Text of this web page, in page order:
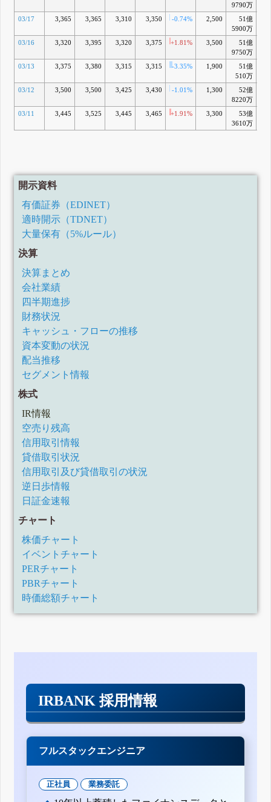
9790万
03/17 3,365 3,365 3,310 3,350 -0.74% 2,500
51億
5900万
03/16 3,320 3,395 3,320 3,375 +1.81% 3,500
51億
9750万
03/13 3,375 3,380 3,315 3,315 -3.35% 1,900
51億
510万
03/12 3,500 3,500 3,425 3,430 -1.01% 1,300
52億
8220万
03/11 3,445 3,525 3,445 3,465 +1.91% 3,300
53億
3610万
開示資料
有価証券（EDINET）
適時開示（TDNET）
大量保有（5%ルール）
決算
決算まとめ
会社業績
四半期進捗
財務状況
キャッシュ・フローの推移
資本変動の状況
配当推移
セグメント情報
株式
IR情報
空売り残高
信用取引情報
貸借取引状況
信用取引及び貸借取引の状況
逆日歩情報
日証金速報
チャート
株価チャート
イベントチャート
PERチャート
PBRチャート
時価総額チャート
IRBANK 採用情報
フルスタックエンジニア
正社員 業務委託